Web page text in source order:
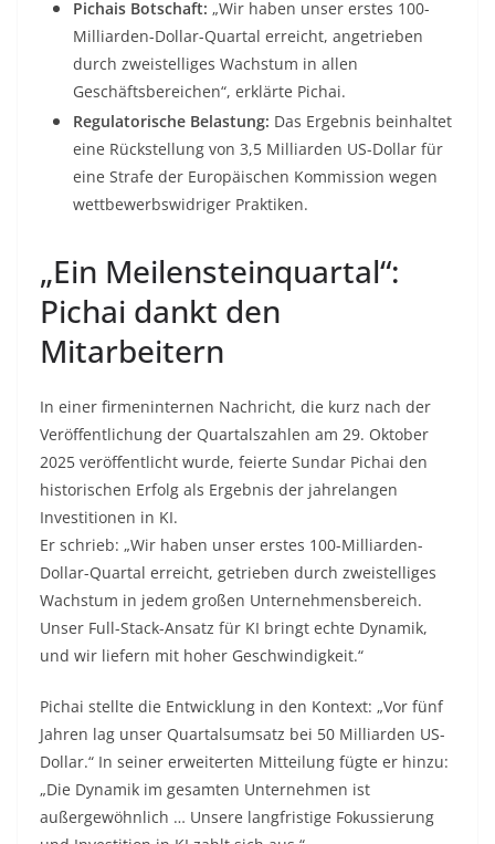
Pichais Botschaft: „Wir haben unser erstes 100-
Milliarden-Dollar-Quartal erreicht, angetrieben
durch zweistelliges Wachstum in allen
Geschäftsbereichen“, erklärte Pichai.
Regulatorische Belastung: Das Ergebnis beinhaltet
eine Rückstellung von 3,5 Milliarden US-Dollar für
eine Strafe der Europäischen Kommission wegen
wettbewerbswidriger Praktiken.
„Ein Meilensteinquartal“:
Pichai dankt den
Mitarbeitern
In einer firmeninternen Nachricht, die kurz nach der
Veröffentlichung der Quartalszahlen am 29. Oktober
2025 veröffentlicht wurde, feierte Sundar Pichai den
historischen Erfolg als Ergebnis der jahrelangen
Investitionen in KI.
Er schrieb: „Wir haben unser erstes 100-Milliarden-
Dollar-Quartal erreicht, getrieben durch zweistelliges
Wachstum in jedem großen Unternehmensbereich.
Unser Full-Stack-Ansatz für KI bringt echte Dynamik,
und wir liefern mit hoher Geschwindigkeit.“
Pichai stellte die Entwicklung in den Kontext: „Vor fünf
Jahren lag unser Quartalsumsatz bei 50 Milliarden US-
Dollar.“ In seiner erweiterten Mitteilung fügte er hinzu:
„Die Dynamik im gesamten Unternehmen ist
außergewöhnlich … Unsere langfristige Fokussierung